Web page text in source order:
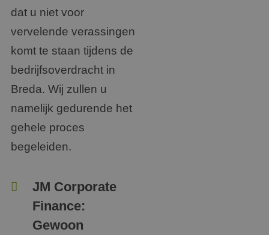
dat u niet voor
vervelende verassingen
komt te staan tijdens de
bedrijfsoverdracht in
Breda. Wij zullen u
namelijk gedurende het
gehele proces
begeleiden.
JM Corporate
Finance:
Gewoon